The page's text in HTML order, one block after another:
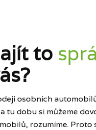
to
osobních
tu dobu si můžeme
rozumíme. Proto